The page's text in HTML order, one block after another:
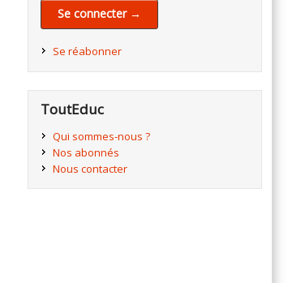
Se connecter →
Se réabonner
ToutEduc
Qui sommes-nous ?
Nos abonnés
Nous contacter